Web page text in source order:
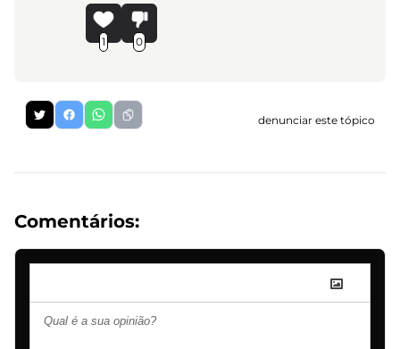
1 0
denunciar este tópico
Comentários: